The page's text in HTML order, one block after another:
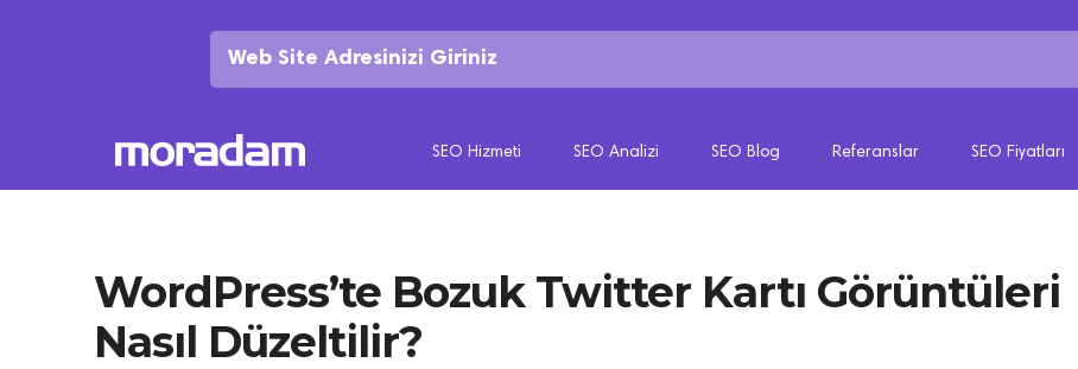
SEO Hizmeti SEO Analizi SEO Blog Referanslar SEO Fiyatları
WordPress’te Bozuk Twitter Kartı Görüntüleri
Nasıl Düzeltilir?